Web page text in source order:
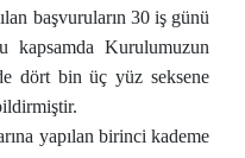
başvuruların 30 iş günü
kapsamda Kurulumuzun
dört bin üç yüz seksene
yapılan birinci kademe